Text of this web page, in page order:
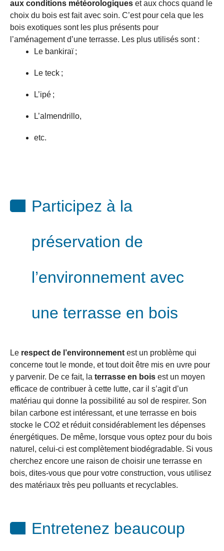
aux conditions météorologiques et aux chocs quand le
choix du bois est fait avec soin. C’est pour cela que les
bois exotiques sont les plus présents pour
l’aménagement d’une terrasse. Les plus utilisés sont :
Le bankiraï ;
Le teck ;
L’ipé ;
L’almendrillo,
etc.
Participez à la
préservation de
l’environnement avec
une terrasse en bois
Le respect de l’environnement est un problème qui
concerne tout le monde, et tout doit être mis en uvre pour
y parvenir. De ce fait, la terrasse en bois est un moyen
efficace de contribuer à cette lutte, car il s’agit d’un
matériau qui donne la possibilité au sol de respirer. Son
bilan carbone est intéressant, et une terrasse en bois
stocke le CO2 et réduit considérablement les dépenses
énergétiques. De même, lorsque vous optez pour du bois
naturel, celui-ci est complètement biodégradable. Si vous
cherchez encore une raison de choisir une terrasse en
bois, dites-vous que pour votre construction, vous utilisez
des matériaux très peu polluants et recyclables.
Entretenez beaucoup